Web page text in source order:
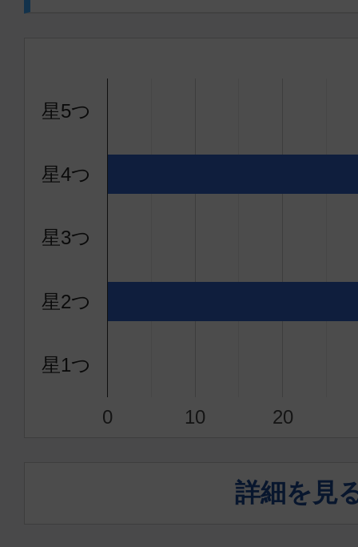
JTA560 13:25
JTA562
宮古
16:05
沖縄(
宮古
0 10 20
星5つ
星4つ
星3つ
星2つ
星1つ
詳細を見